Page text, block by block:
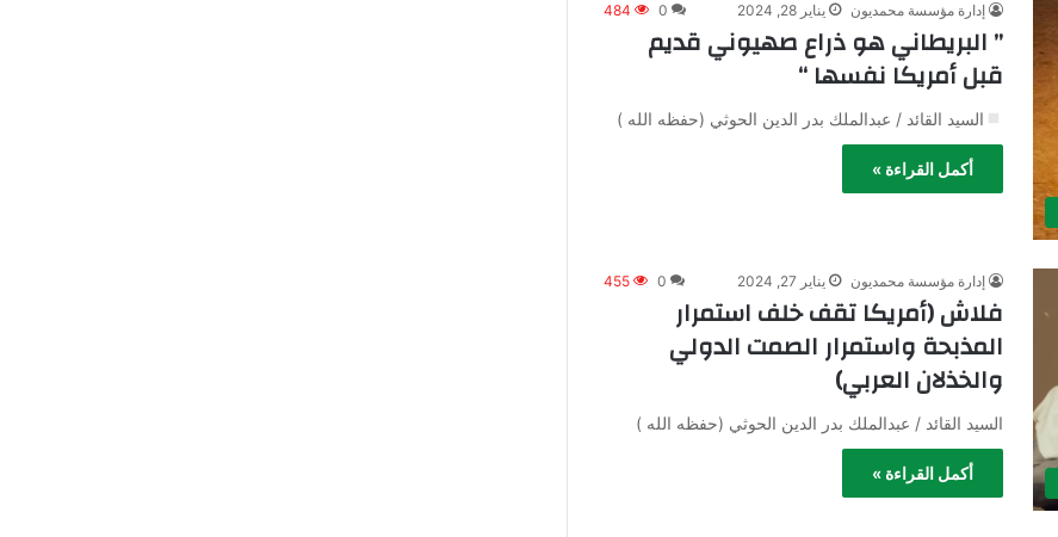
إدارة مؤسسة محمديون يناير 28, 2024 0
484
” البريطاني هو ذراع صهيوني قديم
قبل أمريكا نفسها “
السيد القائد / عبدالملك بدر الدين الحوثي (حفظه الله )
أكمل القراءة »
إدارة مؤسسة محمديون يناير 27, 2024 0
455
فلاش (أمريكا تقف خلف استمرار
المذبحة واستمرار الصمت الدولي
والخذلان العربي)
السيد القائد / عبدالملك بدر الدين الحوثي (حفظه الله )
أكمل القراءة »